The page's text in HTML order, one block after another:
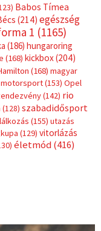
Babos Tímea
(214) egészség
1 (1165)
(186) hungaroring
(168) kickbox(204)
(168) magyar
motorsport(153) Opel
(142) rio
(128) szabadidősport
(155) utazás
(129) vitorlázás
életmód(416)